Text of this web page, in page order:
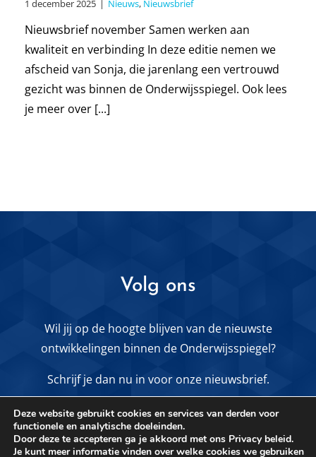
kwaliteit en verbinding In deze editie nemen we
afscheid van Sonja, die jarenlang een vertrouwd
gezicht was binnen de Onderwijsspiegel. Ook lees
je meer over [...]
Volg ons
Wil jij op de hoogte blijven van de nieuwste
ontwikkelingen binnen de Onderwijsspiegel?
Schrijf je dan nu in voor onze nieuwsbrief.
MELD JE AAN VOOR DE NIEUWSBRIEF
Deze website gebruikt cookies en services van derden voor
functionele en analytische doeleinden.
Door deze te accepteren ga je akkoord met ons Privacy beleid.
Je kunt meer informatie vinden over welke cookies we gebruiken